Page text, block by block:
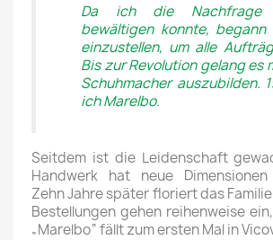
Da ich die Nachfrage
bewältigen konnte, begann
einzustellen, um alle
Bis zur Revolution gelang es
Schuhmacher auszubilden.
ich Marelbo.
Seitdem ist die Leidenschaft
Handwerk hat neue Dimensionen
Zehn Jahre später floriert das
Bestellungen gehen reihenweise
„Marelbo“ fällt zum ersten Mal in